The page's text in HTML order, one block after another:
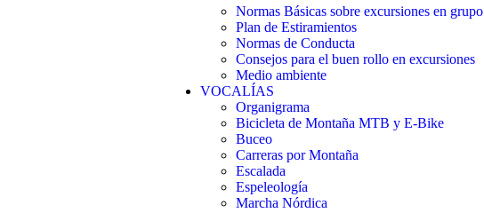
Normas Básicas sobre excursiones en grupo
Plan de Estiramientos
Normas de Conducta
Consejos para el buen rollo en excursiones
Medio ambiente
VOCALÍAS
Organigrama
Bicicleta de Montaña MTB y E-Bike
Buceo
Carreras por Montaña
Escalada
Espeleología
Marcha Nórdica